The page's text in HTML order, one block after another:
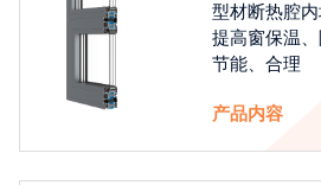
型材断热腔
提高窗保温
节能、合理
产品内容